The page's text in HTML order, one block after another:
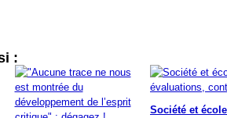
:
Société et